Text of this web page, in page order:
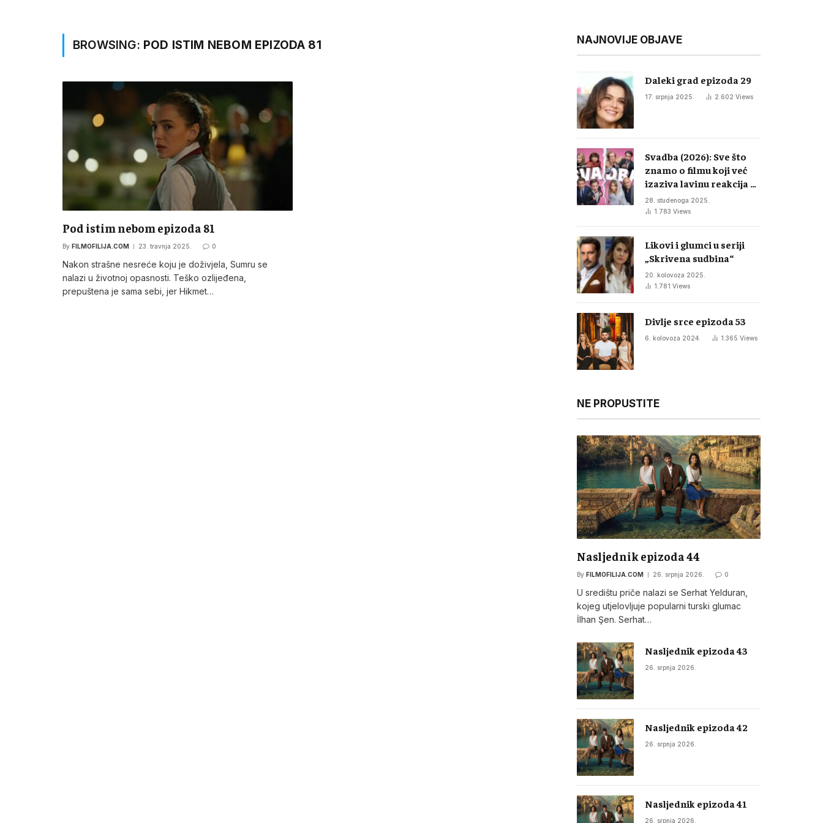
BROWSING: POD ISTIM NEBOM EPIZODA 81
Pod istim nebom epizoda 81
By FILMOFILIJA.COM 23. travnja 2025. 0
Nakon strašne nesreće koju je doživjela, Sumru se
nalazi u životnoj opasnosti. Teško ozlijeđena,
prepuštena je sama sebi, jer Hikmet…
NAJNOVIJE OBJAVE
Daleki grad epizoda 29
17. srpnja 2025. 2.602 Views
Svadba (2026): Sve što
znamo o filmu koji već
izaziva lavinu reakcija u
regiji
28. studenoga 2025.
1.783 Views
Likovi i glumci u seriji
„Skrivena sudbina“
20. kolovoza 2025.
1.781 Views
Divlje srce epizoda 53
6. kolovoza 2024. 1.365 Views
NE PROPUSTITE
Nasljednik epizoda 44
By FILMOFILIJA.COM 26. srpnja 2026. 0
U središtu priče nalazi se Serhat Yelduran,
kojeg utjelovljuje popularni turski glumac
İlhan Şen. Serhat…
Nasljednik epizoda 43
26. srpnja 2026.
Nasljednik epizoda 42
26. srpnja 2026.
Nasljednik epizoda 41
26. srpnja 2026.